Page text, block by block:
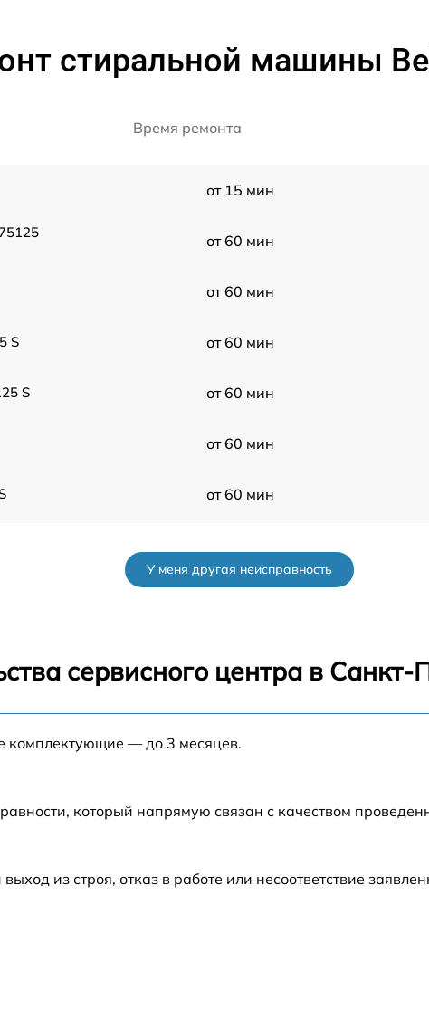
стиральной машины
Время ремонта
от 15 мин
от 60 мин
от 60 мин
S от 60 мин
S от 60 мин
от 60 мин
от 60 мин
от 60 мин
S
У меня другая неисправность
сервисного центра в Санкт-
комплектующие — до 3 месяцев.
который напрямую связан с качеством
из строя, отказ в работе или несоответствие